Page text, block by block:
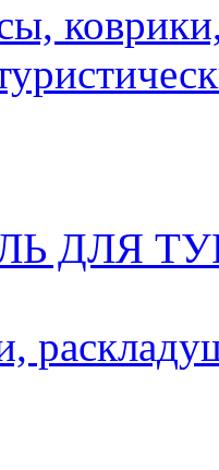
ДЛЯ